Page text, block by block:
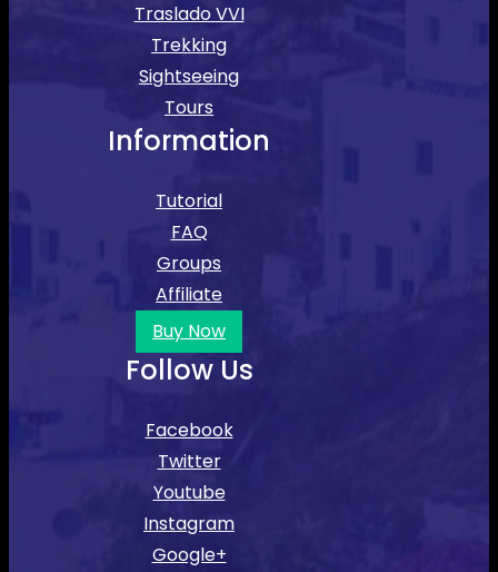
Traslado VVI
Trekking
Sightseeing
Tours
Information
Tutorial
FAQ
Groups
Affiliate
Buy Now
Follow Us
Facebook
Twitter
Youtube
Instagram
Google+